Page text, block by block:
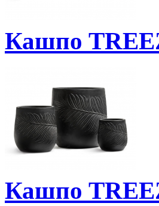
Кашпо
Кашпо